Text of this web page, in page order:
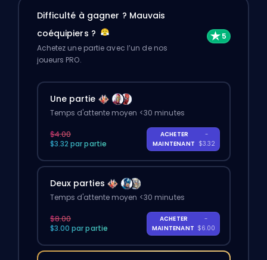
Difficulté à gagner ? Mauvais
coéquipiers ?
Achetez une partie avec l’un de nos
joueurs PRO.
Une partie
Temps d'attente moyen <30 minutes
$4.00
$3.32 par partie
ACHETER
MAINTENANT
-
$3.32
Deux parties
Temps d'attente moyen <30 minutes
$8.00
$3.00 par partie
ACHETER
MAINTENANT
-
$6.00